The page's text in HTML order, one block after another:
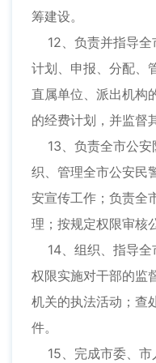
筹建设。
12、负责并指导全
计划、申报、分配、
直属单位、派出机构
的经费计划，并监督
13、负责全市公安
织、管理全市公安民
安宣传工作；负责全
理；按规定权限审核
14、组织、指导全
权限实施对干部的监
机关的执法活动；查
件。
15、完成市委、市